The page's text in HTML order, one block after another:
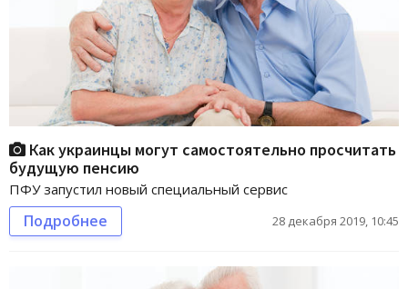
Как украинцы могут самостоятельно просчитать
будущую пенсию
ПФУ запустил новый специальный сервис
Подробнее 28 декабря 2019, 10:45